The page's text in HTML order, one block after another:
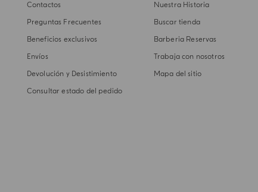
Contactos
Preguntas Frecuentes
Beneficios exclusivos
Envíos
Devolución y Desistimiento
Consultar estado del pedido
Nuestra Historia
Buscar tienda
Barberia Reservas
Trabaja con nosotros
Mapa del sitio